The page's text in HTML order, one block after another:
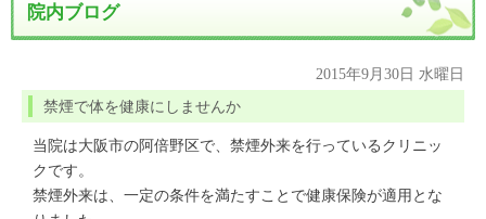
院内ブログ
2015年9月30日 水曜日
禁煙で体を健康にしませんか
当院は大阪市の阿倍野区で、禁煙外来を行っているクリニッ
クです。
禁煙外来は、一定の条件を満たすことで健康保険が適用とな